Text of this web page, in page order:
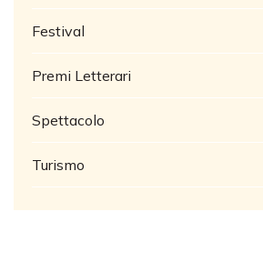
Festival
Premi Letterari
Spettacolo
Turismo